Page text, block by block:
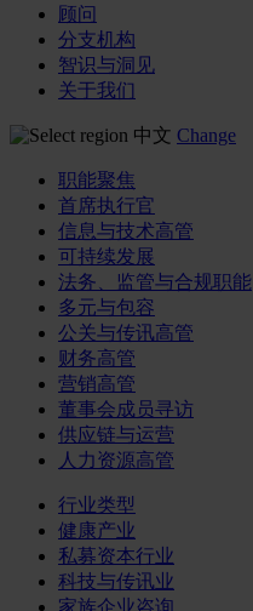
顾问
分支机构
智识与洞见
关于我们
中文 Change
职能聚焦
首席执行官
信息与技术高管
可持续发展
法务、监管与合规职能
多元与包容
公关与传讯高管
财务高管
营销高管
董事会成员寻访
供应链与运营
人力资源高管
行业类型
健康产业
私募资本行业
科技与传讯业
家族企业咨询